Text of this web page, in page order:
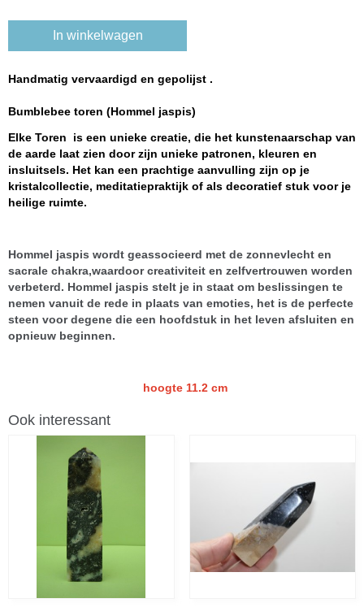
In winkelwagen
Handmatig vervaardigd en gepolijst .
Bumblebee toren (Hommel jaspis)
Elke Toren is een unieke creatie, die het kunstenaarschap van
de aarde laat zien door zijn unieke patronen, kleuren en
insluitsels. Het kan een prachtige aanvulling zijn op je
kristalcollectie, meditatiepraktijk of als decoratief stuk voor je
heilige ruimte.
Hommel jaspis wordt geassocieerd met de zonnevlecht en
sacrale chakra,waardoor creativiteit en zelfvertrouwen worden
verbeterd. Hommel jaspis stelt je in staat om beslissingen te
nemen vanuit de rede in plaats van emoties, het is de perfecte
steen voor degene die een hoofdstuk in het leven afsluiten en
opnieuw beginnen.
hoogte 11.2 cm
Ook interessant